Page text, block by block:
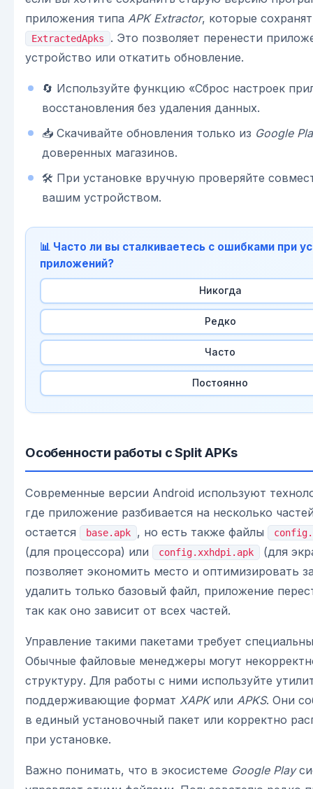
приложения типа APK Extractor, которые
ExtractedApks
. Это позволяет перенести
устройство или откатить обновление.
🔄 Используйте функцию «Сброс настроек
восстановления без удаления данных.
📥 Скачивайте обновления только из Google
доверенных магазинов.
🛠️ При установке вручную проверяйте
вашим устройством.
📊 Часто ли вы сталкиваетесь с ошибками при
приложений?
Никогда
Редко
Часто
Постоянно
Особенности работы с Split APKs
Современные версии Android используют
где приложение разбивается на несколько
остается
base.apk , но есть также файлы
(для процессора) или config.xxhdpi.apk
(для
позволяет экономить место и оптимизировать
удалить только базовый файл, приложение
так как оно зависит от всех частей.
Управление такими пакетами требует
Обычные файловые менеджеры могут
структуру. Для работы с ними используйте
поддерживающие формат XAPKили APKS. Они
в единый установочный пакет или корректно
при установке.
Важно понимать, что в экосистеме Google Play